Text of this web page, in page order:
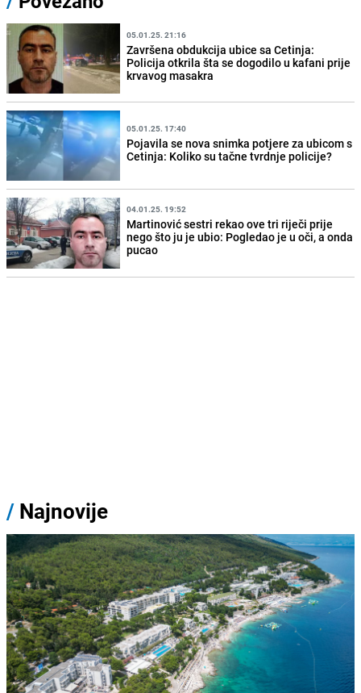
05.01.25. 21:16
Završena obdukcija ubice sa Cetinja:
Policija otkrila šta se dogodilo u kafani prije
krvavog masakra
05.01.25. 17:40
Pojavila se nova snimka potjere za ubicom s
Cetinja: Koliko su tačne tvrdnje policije?
04.01.25. 19:52
Martinović sestri rekao ove tri riječi prije
nego što ju je ubio: Pogledao je u oči, a onda
pucao
/ Najnovije